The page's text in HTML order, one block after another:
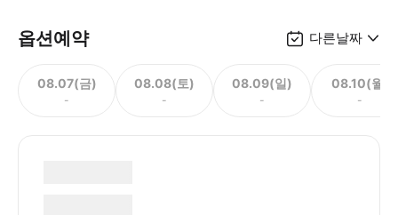
옵션예약 다른날짜
08.07(금)
-
08.08(토)
-
08.09(일)
-
08.10(월)
-